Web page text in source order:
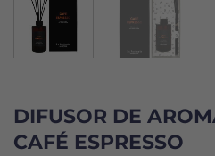
DIFUSOR DE
CAFÉ ESPRESSO